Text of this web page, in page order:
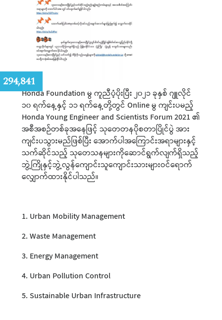
Honda Foundation မွ ကူညီပံ့ပိုးပြီး ၂၀၂၁ ခုနှစ် ဂျူလိုင်
၁၀ ရက်နေ့နှင့် ၁၁ ရက်နေ့တို့တွင် Online မွ ကျင်းပမည့်
Honda Young Engineer and Scientists Forum 2021 ၏
အစီအစဉ်တစ်ခုအနေဖြင့် သုတေတနပိုစတာပြိုင်ပွဲ အား
ကျင်းပသွားမည်ဖြစ်ပြီး အောက်ပါအကြောင်းအရာများနှင့်
သက်ဆိုင်သည့် သုတေသနများကိုဆောင်ရွက်လျက်ရှိသည့်
ဘွဲ့ကြိုနှင့်ဘွဲ့လွန်ကျောင်းသူကျောင်းသားများဝင်ရောက်
လျှောက်ထားနိုင်ပါသည်။
1. Urban Mobility Management
2. Waste Management
3. Energy Management
4. Urban Pollution Control
5. Sustainable Urban Infrastructure
294,841